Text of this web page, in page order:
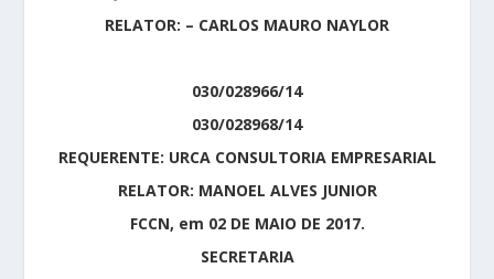
RELATOR: – CARLOS MAURO NAYLOR
030/028966/14
030/028968/14
REQUERENTE: URCA CONSULTORIA EMPRESARIAL
RELATOR: MANOEL ALVES JUNIOR
FCCN, em 02 DE MAIO DE 2017.
SECRETARIA